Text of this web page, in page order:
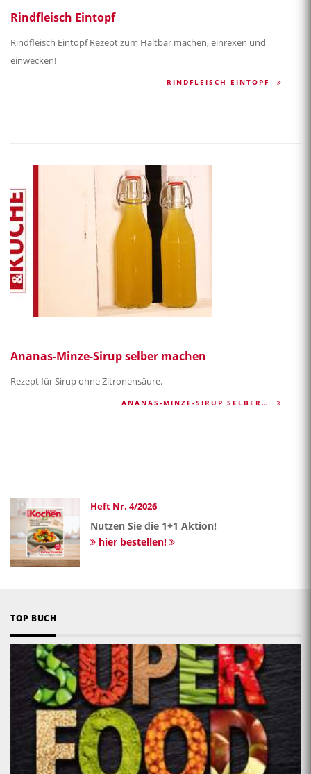
Rindfleisch Eintopf
Rindfleisch Eintopf Rezept zum Haltbar machen, einrexen und
einwecken!
RINDFLEISCH EINTOPF
Ananas-Minze-Sirup selber machen
Rezept für Sirup ohne Zitronensäure.
ANANAS-MINZE-SIRUP SELBER…
Heft Nr. 4/2026
Nutzen Sie die 1+1 Aktion!
hier bestellen!
TOP BUCH